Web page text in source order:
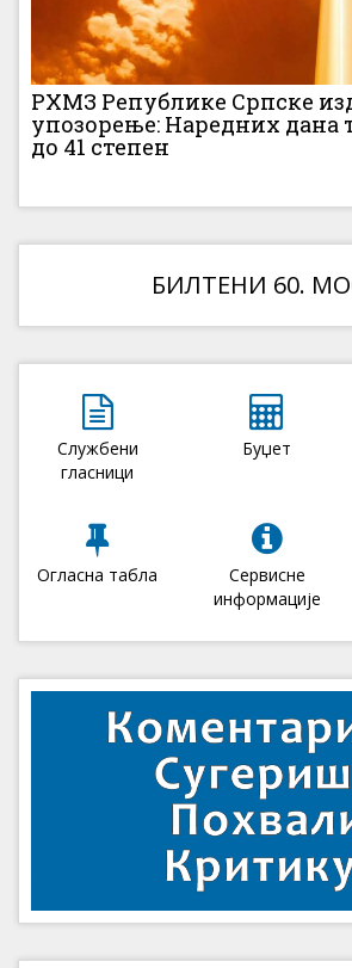
РХМЗ Републике Српске
упозорење: Наредних дана
до 41 степен
БИЛТЕНИ 60.
Службени
гласници
Буџет
Огласна табла
Сервисне
информације